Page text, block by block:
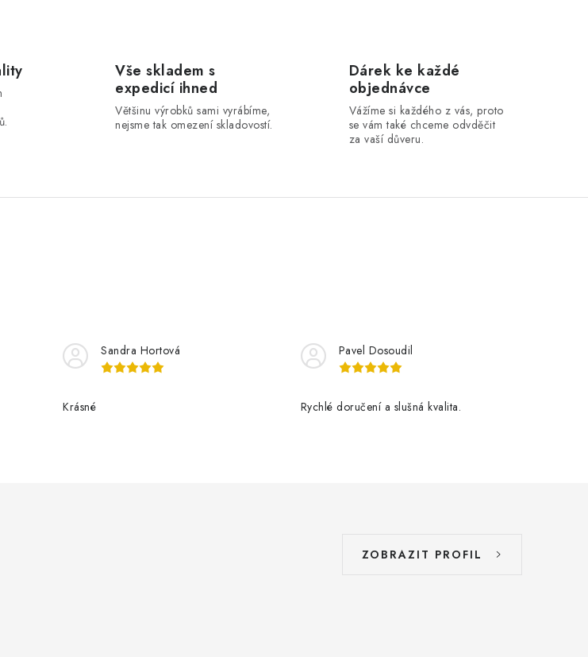
Vše skladem s
expedicí ihned
Většinu výrobků sami vyrábíme,
nejsme tak omezení skladovostí.
Dárek ke každé
objednávce
Vážíme si každého z vás, proto
se vám také chceme odvděčit
za vaší důveru.
Sandra Hortová
Krásné
Pavel Dosoudil
Rychlé doručení a slušná kvalita.
ZOBRAZIT PROFIL